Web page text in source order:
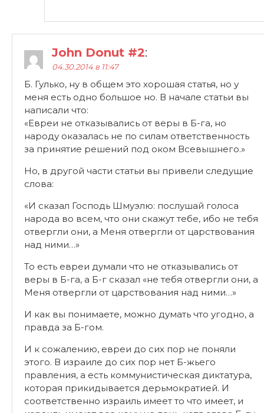
John Donut #2:
04.30.2014 в 11:47
Б. Гулько, ну в общем это хорошая статья, но у
меня есть одно большое но. В начале статьи вы
написали что:
«Евреи не отказывались от веры в Б-га, но
народу оказалась не по силам ответственность
за принятие решений под оком Всевышнего.»
Но, в другой части статьи вы привели следущие
слова:
«И сказал Господь Шмуэлю: послушай голоса
народа во всем, что они скажут тебе, ибо не тебя
отвергли они, а Меня отвергли от царствования
над ними…»
То есть евреи думали что не отказывались от
веры в Б-га, а Б-г сказал «не тебя отвергли они, а
Меня отвергли от царствования над ними…»
И как вы понимаете, можно думать что угодно, а
правда за Б-гом.
И к сожалению, евреи до сих пор не поняли
этого. В израиле до сих пор нет Б-жьего
правления, а есть коммунистическая диктатура,
которая прикидывается дерьмократией. И
соответственно израиль имеет то что имеет, и